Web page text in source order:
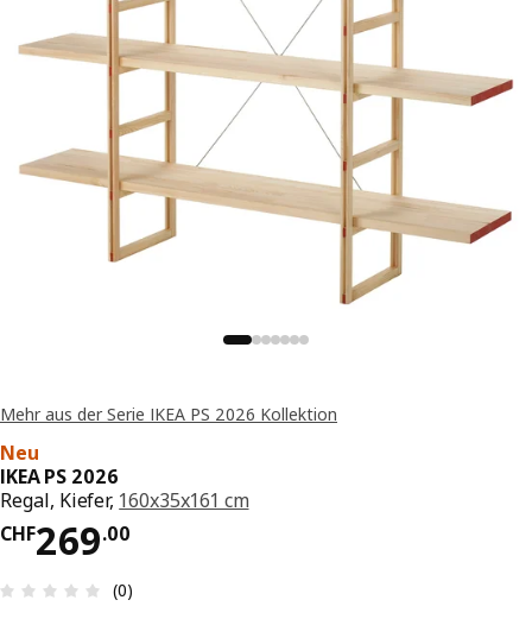
Mehr aus der Serie IKEA PS 2026 Kollektion
Neu
IKEA PS 2026
Regal, Kiefer, 160x35x161 cm
CHF269.00
Preis CHF 269.00
Bewertung: 0 von 5 Sterne Anzahl der
(0)